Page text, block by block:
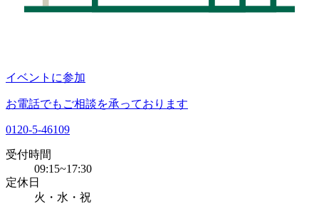
イベントに参加
お電話でもご相談を承っております
0120-5-46109
受付時間
09:15~17:30
定休日
火・水・祝